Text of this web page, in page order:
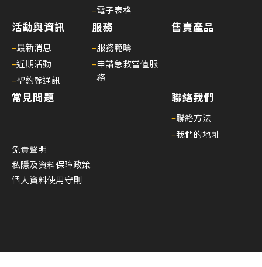
–電子表格
活動與資訊
–最新消息
–近期活動
–聖約翰通訊
服務
–服務範疇
–申請急救當值服
務
售賣產品
常見問題 聯絡我們
–聯絡方法
–我們的地址
免責聲明
私隱及資料保障政策
個人資料使用守則